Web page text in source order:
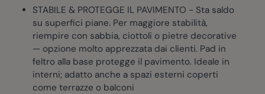
STABILE & PROTEGGE IL PAVIMENTO - Sta saldo
su superfici piane. Per maggiore stabilità,
riempire con sabbia, ciottoli o pietre decorative
— opzione molto apprezzata dai clienti. Pad in
feltro alla base protegge il pavimento. Ideale in
interni; adatto anche a spazi esterni coperti
come terrazze o balconi